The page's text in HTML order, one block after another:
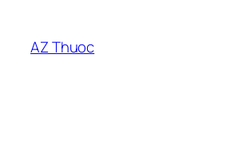
phầnAZ Thuoc